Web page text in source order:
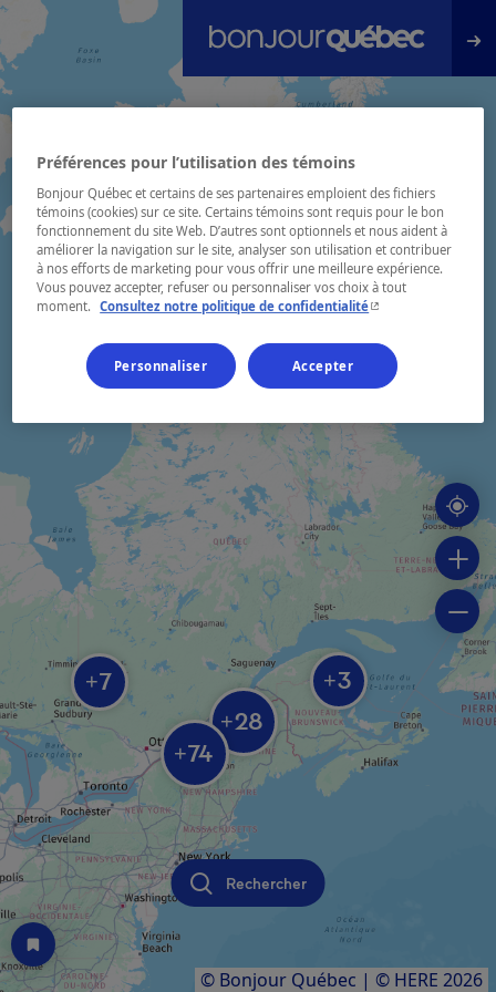
Passer au contenu principal
+3
+7
+28
+74
© Bonjour Québec | © HERE 2026
Rechercher
Préférences pour l’utilisation des témoins
Bonjour Québec et certains de ses partenaires emploient des fichiers
témoins (cookies) sur ce site. Certains témoins sont requis pour le bon
fonctionnement du site Web. D’autres sont optionnels et nous aident à
améliorer la navigation sur le site, analyser son utilisation et contribuer
à nos efforts de marketing pour vous offrir une meilleure expérience.
Vous pouvez accepter, refuser ou personnaliser vos choix à tout
moment. Consultez notre politique de confidentialité- Cet hyperlien
Personnaliser Accepter